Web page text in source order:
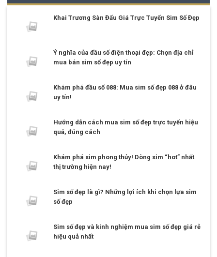
Khai Trương Sàn Đấu Giá Trực Tuyến Sim Số Đẹp
Ý nghĩa của đầu số điện thoại đẹp: Chọn địa chỉ
mua bán sim số đẹp uy tín
Khám phá đầu số 088: Mua sim số đẹp 088 ở đâu
uy tín!
Hướng dẫn cách mua sim số đẹp trực tuyến hiệu
quả, đúng cách
Khám phá sim phong thủy! Dòng sim “hot” nhất
thị trường hiện nay!
Sim số đẹp là gì? Những lợi ích khi chọn lựa sim
số đẹp
Sim số đẹp và kinh nghiệm mua sim số đẹp giá rẻ
hiệu quả nhất